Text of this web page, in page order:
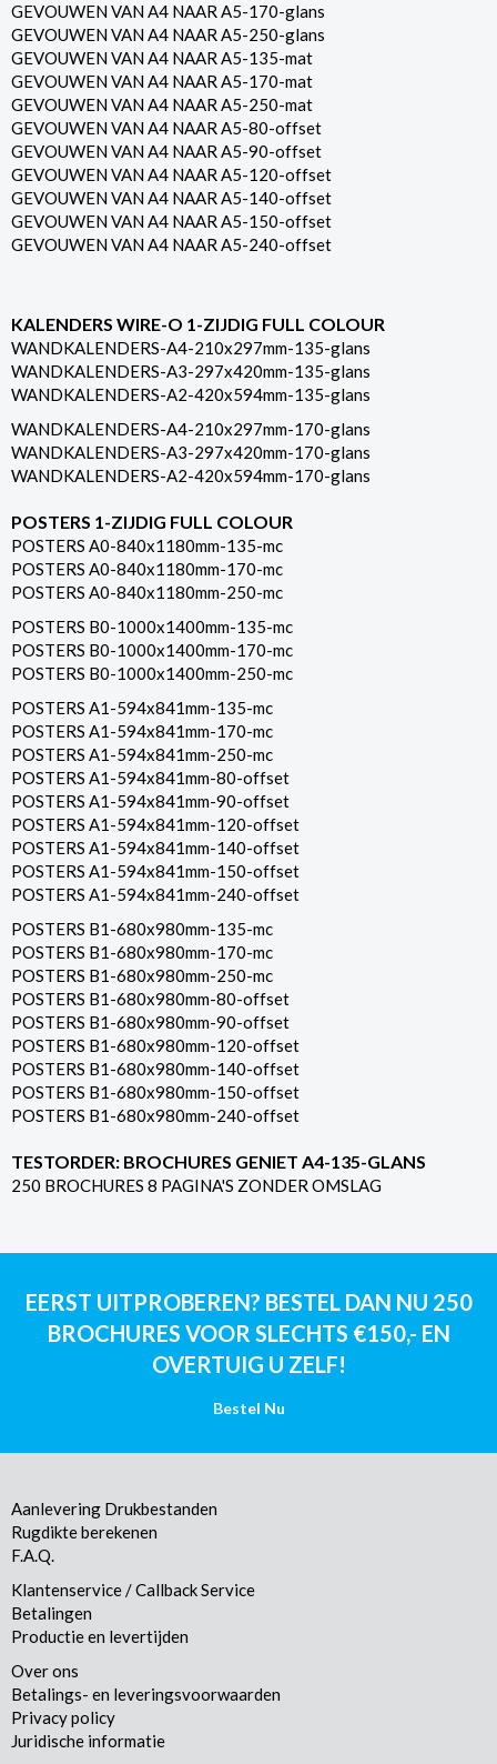
GEVOUWEN VAN A4 NAAR A5-170-glans
GEVOUWEN VAN A4 NAAR A5-250-glans
GEVOUWEN VAN A4 NAAR A5-135-mat
GEVOUWEN VAN A4 NAAR A5-170-mat
GEVOUWEN VAN A4 NAAR A5-250-mat
GEVOUWEN VAN A4 NAAR A5-80-offset
GEVOUWEN VAN A4 NAAR A5-90-offset
GEVOUWEN VAN A4 NAAR A5-120-offset
GEVOUWEN VAN A4 NAAR A5-140-offset
GEVOUWEN VAN A4 NAAR A5-150-offset
GEVOUWEN VAN A4 NAAR A5-240-offset
KALENDERS WIRE-O 1-ZIJDIG FULL COLOUR
WANDKALENDERS-A4-210x297mm-135-glans
WANDKALENDERS-A3-297x420mm-135-glans
WANDKALENDERS-A2-420x594mm-135-glans
WANDKALENDERS-A4-210x297mm-170-glans
WANDKALENDERS-A3-297x420mm-170-glans
WANDKALENDERS-A2-420x594mm-170-glans
POSTERS 1-ZIJDIG FULL COLOUR
POSTERS A0-840x1180mm-135-mc
POSTERS A0-840x1180mm-170-mc
POSTERS A0-840x1180mm-250-mc
POSTERS B0-1000x1400mm-135-mc
POSTERS B0-1000x1400mm-170-mc
POSTERS B0-1000x1400mm-250-mc
POSTERS A1-594x841mm-135-mc
POSTERS A1-594x841mm-170-mc
POSTERS A1-594x841mm-250-mc
POSTERS A1-594x841mm-80-offset
POSTERS A1-594x841mm-90-offset
POSTERS A1-594x841mm-120-offset
POSTERS A1-594x841mm-140-offset
POSTERS A1-594x841mm-150-offset
POSTERS A1-594x841mm-240-offset
POSTERS B1-680x980mm-135-mc
POSTERS B1-680x980mm-170-mc
POSTERS B1-680x980mm-250-mc
POSTERS B1-680x980mm-80-offset
POSTERS B1-680x980mm-90-offset
POSTERS B1-680x980mm-120-offset
POSTERS B1-680x980mm-140-offset
POSTERS B1-680x980mm-150-offset
POSTERS B1-680x980mm-240-offset
TESTORDER: BROCHURES GENIET A4-135-GLANS
250 BROCHURES 8 PAGINA'S ZONDER OMSLAG
EERST UITPROBEREN? BESTEL DAN NU 250
BROCHURES VOOR SLECHTS €150,- EN
OVERTUIG U ZELF!
Bestel Nu
Aanlevering Drukbestanden
Rugdikte berekenen
F.A.Q.
Klantenservice / Callback Service
Betalingen
Productie en levertijden
Over ons
Betalings- en leveringsvoorwaarden
Privacy policy
Juridische informatie